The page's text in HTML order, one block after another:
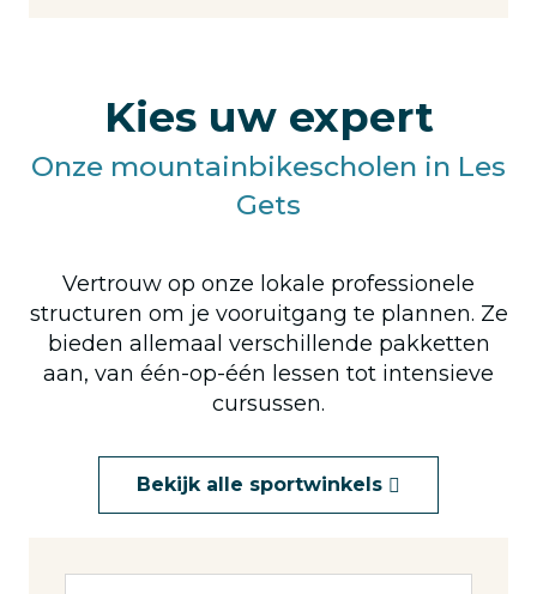
Kies uw expert
Onze mountainbikescholen in Les
Gets
Vertrouw op onze lokale professionele
structuren om je vooruitgang te plannen. Ze
bieden allemaal verschillende pakketten
aan, van één-op-één lessen tot intensieve
cursussen.
Bekijk alle sportwinkels